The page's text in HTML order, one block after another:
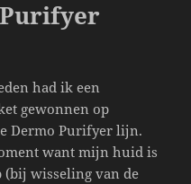
had ik een
gewonnen op
Dermo Purifyer lijn.
want mijn huid is
(bij wisseling van de